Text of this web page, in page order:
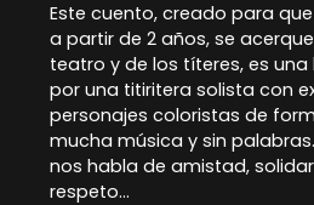
Este cuento, creado para
a partir de 2 años, se
teatro y de los títeres, es
por una titiritera solista con
personajes coloristas de
mucha música y sin
nos habla de amistad,
respeto...